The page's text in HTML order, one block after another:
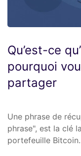
Qu’est-ce
pourquoi
partager
Une phrase de
phrase", est la clé
portefeuille